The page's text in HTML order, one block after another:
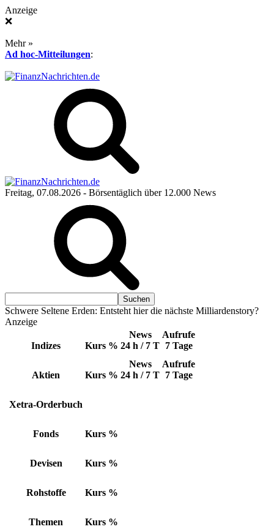
Anzeige
❌
Mehr »
Ad hoc-Mitteilungen:
Freitag, 07.08.2026 - Börsentäglich über 12.000 News
Schwere Seltene Erden: Entsteht hier die nächste Milliardenstory?
Anzeige
Indizes Kurs %
News
24 h / 7 T
Aufrufe
7 Tage
Aktien Kurs %
News
24 h / 7 T
Aufrufe
7 Tage
Xetra-Orderbuch
Fonds Kurs %
Devisen Kurs %
Rohstoffe Kurs %
Themen Kurs %